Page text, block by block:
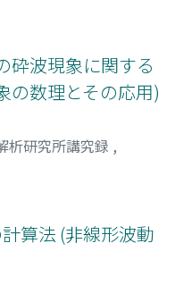
砕波現象に関する
の数理とその応用)
析研究所講究録 ,
算法 (非線形波動